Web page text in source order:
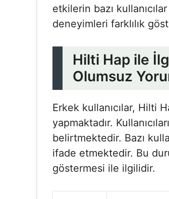
etkilerin bazı
deneyimleri farklılık
Hilti Hap ile
Olumsuz
Erkek kullanıcılar, Hilti
yapmaktadır.
belirtmektedir. Bazı
ifade etmektedir. Bu
göstermesi ile ilgilidir.